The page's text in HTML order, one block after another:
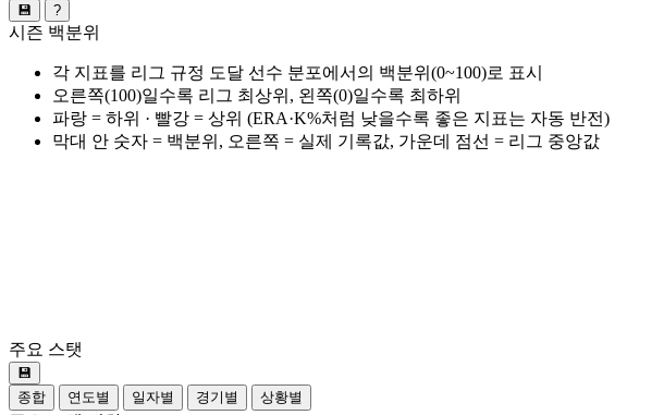
💾 ?
시즌 백분위
각 지표를 리그 규정 도달 선수 분포에서의 백분위(0~100)로 표시
오른쪽(100)일수록 리그 최상위, 왼쪽(0)일수록 최하위
파랑 = 하위 · 빨강 = 상위 (ERA·K%처럼 낮을수록 좋은 지표는 자동 반전)
막대 안 숫자 = 백분위, 오른쪽 = 실제 기록값, 가운데 점선 = 리그 중앙값
주요 스탯
💾
종합
연도별 일자별 경기별 상황별